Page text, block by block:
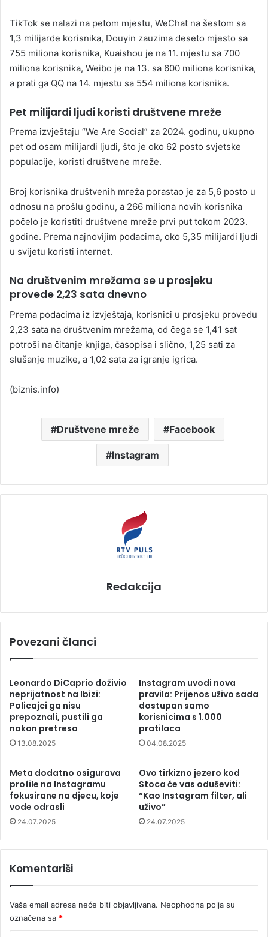
TikTok se nalazi na petom mjestu, WeChat na šestom sa
1,3 milijarde korisnika, Douyin zauzima deseto mjesto sa
755 miliona korisnika, Kuaishou je na 11. mjestu sa 700
miliona korisnika, Weibo je na 13. sa 600 miliona korisnika,
a prati ga QQ na 14. mjestu sa 554 miliona korisnika.
Pet milijardi ljudi koristi društvene mreže
Prema izvještaju “We Are Social” za 2024. godinu, ukupno
pet od osam milijardi ljudi, što je oko 62 posto svjetske
populacije, koristi društvene mreže.
Broj korisnika društvenih mreža porastao je za 5,6 posto u
odnosu na prošlu godinu, a 266 miliona novih korisnika
počelo je koristiti društvene mreže prvi put tokom 2023.
godine. Prema najnovijim podacima, oko 5,35 milijardi ljudi
u svijetu koristi internet.
Na društvenim mrežama se u prosjeku
provede 2,23 sata dnevno
Prema podacima iz izvještaja, korisnici u prosjeku provedu
2,23 sata na društvenim mrežama, od čega se 1,41 sat
potroši na čitanje knjiga, časopisa i slično, 1,25 sati za
slušanje muzike, a 1,02 sata za igranje igrica.
(biznis.info)
Društvene mreže Facebook
Instagram
Redakcija
Povezani članci
Leonardo DiCaprio doživio
neprijatnost na Ibizi:
Policajci ga nisu
prepoznali, pustili ga
nakon pretresa
13.08.2025
Instagram uvodi nova
pravila: Prijenos uživo sada
dostupan samo
korisnicima s 1.000
pratilaca
04.08.2025
Meta dodatno osigurava
profile na Instagramu
fokusirane na djecu, koje
vode odrasli
24.07.2025
Ovo tirkizno jezero kod
Stoca će vas oduševiti:
“Kao Instagram filter, ali
uživo”
24.07.2025
Komentariši
Vaša email adresa neće biti objavljivana. Neophodna polja su
označena sa *